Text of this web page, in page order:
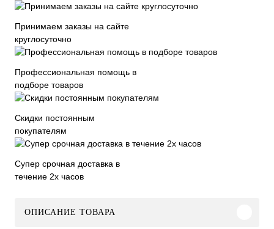
Принимаем заказы на сайте
круглосуточно
Профессиональная помощь в
подборе товаров
Скидки постоянным
покупателям
Супер срочная доставка в
течение 2х часов
ОПИСАНИЕ ТОВАРА